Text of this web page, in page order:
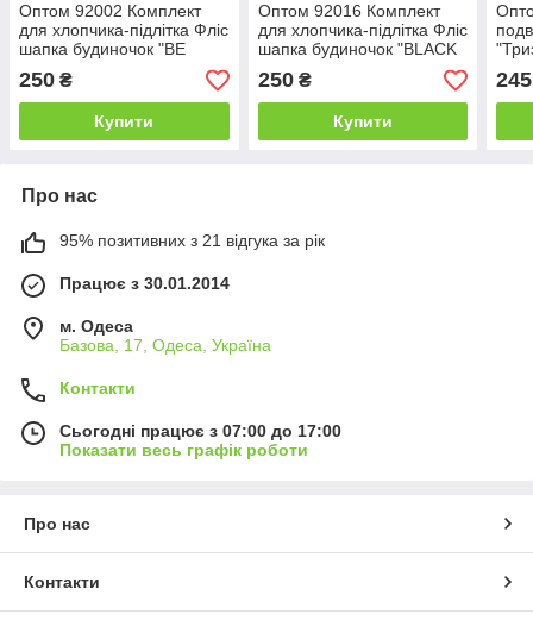
Оптом 92002 Комплект
для хлопчика-підлітка Фліс
шапка будиночок "BE
STRONG" і снуд, 3-15
років, різні кольори
250 ₴
Купити
Оптом 92016 Комплект
для хлопчика-підлітка Фліс
шапка будиночок "BLACK
WHITE" і снуд, 3-15 років,
різні кольори
250₴
Купити
245
Про нас
95% позитивних з 21 відгука за рік
Працює з 30.01.2014
м. Одеса
Базова, 17, Одеса, Україна
Контакти
Сьогодні працює з 07:00 до 17:00
Показати весь графік роботи
Про нас
Контакти